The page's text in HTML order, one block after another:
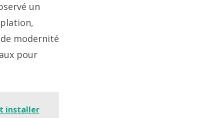
un
modernité
pour
installer